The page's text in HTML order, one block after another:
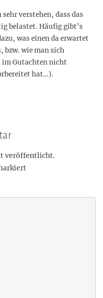
verstehen, dass das
belastet. Häufig gibt’s
was einen da erwartet
bzw. wie man sich
im Gutachten nicht
hat…).
veröffentlicht.